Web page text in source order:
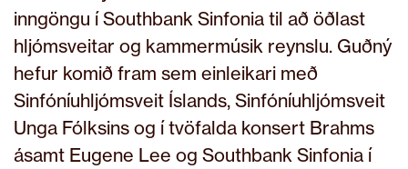
inngöngu í Southbank Sinfonia til að öðlast
hljómsveitar og kammermúsik reynslu. Guðný
hefur komið fram sem einleikari með
Sinfóníuhljómsveit Íslands, Sinfóníuhljómsveit
Unga Fólksins og í tvöfalda konsert Brahms
ásamt Eugene Lee og Southbank Sinfonia í